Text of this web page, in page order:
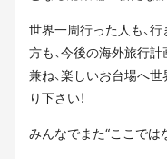
世界一周行った人も、
方も、今後の海外旅行
兼ね、楽しいお台場へ
り下さい！
みんなでまた“ここでは